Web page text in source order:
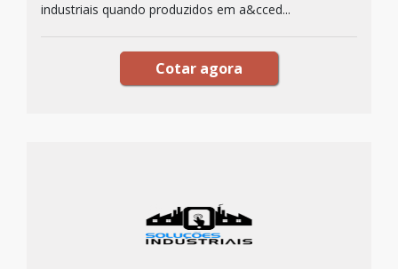
industriais quando produzidos em a&cced...
Cotar agora